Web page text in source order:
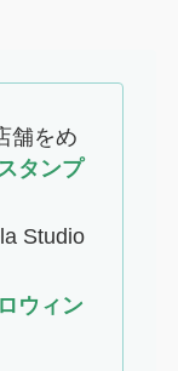
舗をめ
スタンプ
Studio
ウィン